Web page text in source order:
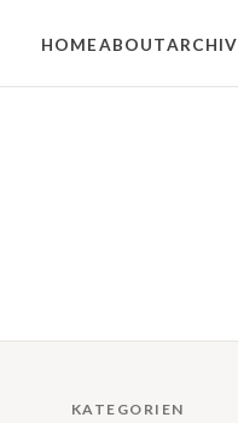
HOMEABOUTARCHIV
KATEGORIEN